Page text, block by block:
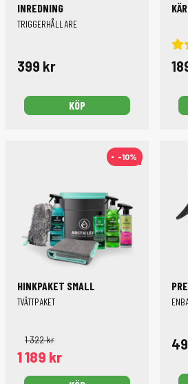
INREDNING
TRIGGERHÅLLARE
399 kr
KÖP
HINKPAKET SMALL
TVÄTTPAKET
-10%
1 322 kr
1 189 kr
-10%